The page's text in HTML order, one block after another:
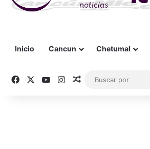
Inicio Cancun Chetumal
Facebook YouTubeInstagramPublicación al azar